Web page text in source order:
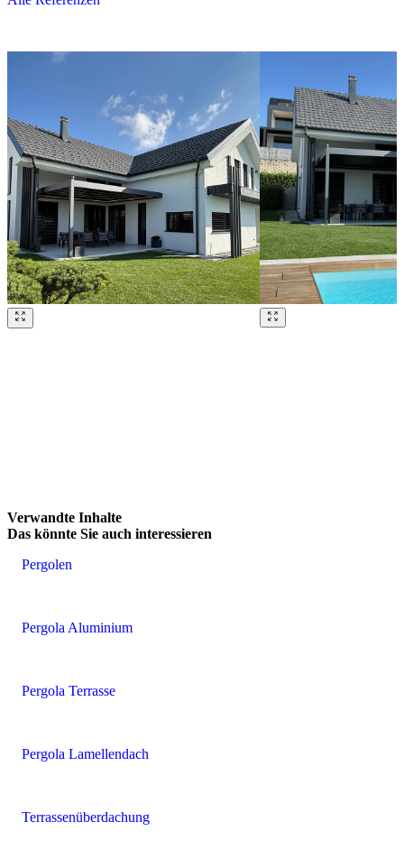
Verwandte Inhalte
Das könnte Sie auch interessieren
Pergolen
Pergola Aluminium
Pergola Terrasse
Pergola Lamellendach
Terrassenüberdachung